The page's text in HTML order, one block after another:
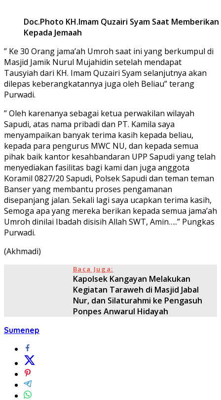
Doc.Photo KH.Imam Quzairi Syam Saat
Kepada Jemaah
” Ke 30 Orang jama’ah Umroh saat ini yang berkumpul di
Masjid Jamik Nurul Mujahidin setelah mendapat
Tausyiah dari KH. Imam Quzairi Syam selanjutnya akan
dilepas keberangkatannya juga oleh Beliau” terang
Purwadi.
” Oleh karenanya sebagai ketua perwakilan wilayah
Sapudi, atas nama pribadi dan PT. Kamila saya
menyampaikan banyak terima kasih kepada beliau,
kepada para pengurus MWC NU, dan kepada semua
pihak baik kantor kesahbandaran UPP Sapudi yang telah
menyediakan fasilitas bagi kami dan juga anggota
Koramil 0827/20 Sapudi, Polsek Sapudi dan teman teman
Banser yang membantu proses pengamanan
disepanjang jalan. Sekali lagi saya ucapkan terima kasih,
Semoga apa yang mereka berikan kepada semua jama’ah
Umroh dinilai Ibadah disisih Allah SWT, Amin…..” Pungkas
Purwadi.
(Akhmadi)
Baca Juga:
Kapolsek Kangayan Melakukan
Kegiatan Taraweh di Masjid Jabal
Nur, dan Silaturahmi ke Pengasuh
Ponpes Anwarul Hidayah
Sumenep